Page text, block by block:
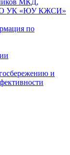
МКД,
УК «ЮУ КЖСИ»
по
и